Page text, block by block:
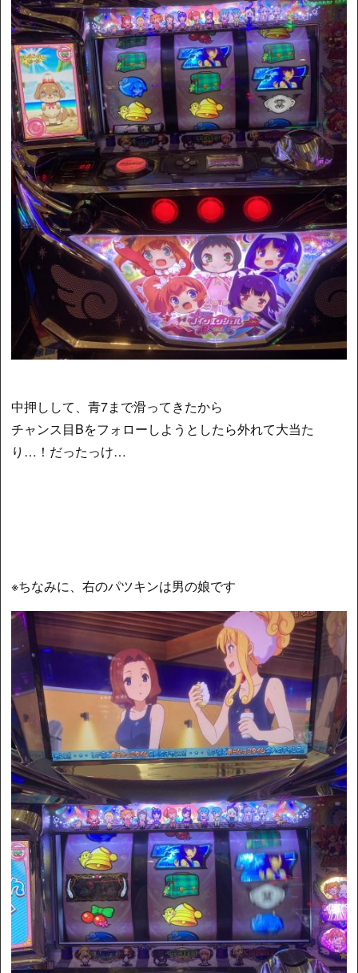
中押しして、青7まで滑ってきたから
チャンス目Bをフォローしようとしたら外れて大当た
り…！だったっけ…
※ちなみに、右のパツキンは男の娘です